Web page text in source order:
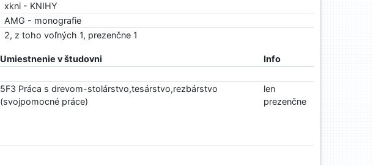
xkni - KNIHY
AMG - monografie
2, z toho voľných 1, prezenčne 1
Umiestnenie v študovni
Info
5F3 Práca s drevom-stolárstvo,tesárstvo,rezbárstvo
(svojpomocné práce)
len
prezenčne